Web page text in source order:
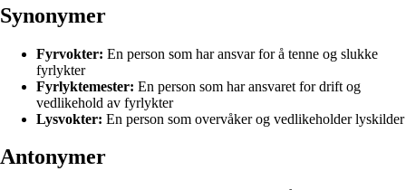
Synonymer
Fyrvokter: En person som har ansvar for å tenne og slukke
fyrlykter
Fyrlyktemester: En person som har ansvaret for drift og
vedlikehold av fyrlykter
Lysvokter: En person som overvåker og vedlikeholder lyskilder
Antonymer